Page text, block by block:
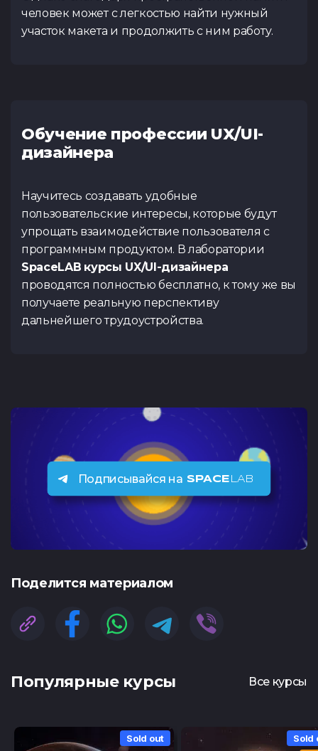
человек может с легкостью найти нужный
участок макета и продолжить с ним работу.
Обучение профессии UX/UI-
дизайнера
Научитесь создавать удобные
пользовательские интересы, которые будут
упрощать взаимодействие пользователя с
программным продуктом. В лаборатории
SpaceLAB курсы UX/UI-дизайнера
проводятся полностью бесплатно, к тому же вы
получаете реальную перспективу
дальнейшего трудоустройства.
Подписывайся на SPACE LAB
Поделится материалом
Популярные курсы Все курсы
Sold out
Sold